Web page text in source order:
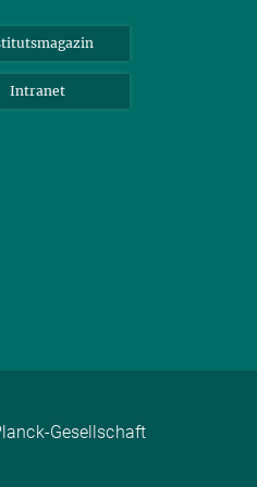
Intranet
Gesellschaft